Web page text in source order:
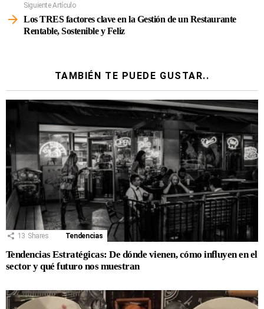
Siguiente Artículo
Los TRES factores clave en la Gestión de un Restaurante
Rentable, Sostenible y Feliz
TAMBIÉN TE PUEDE GUSTAR..
13 Shares Tendencias
Tendencias Estratégicas: De dónde vienen, cómo influyen en el
sector y qué futuro nos muestran